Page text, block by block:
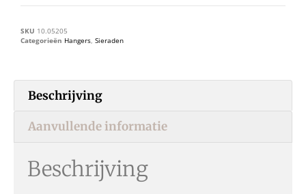
SKU 10.05205
Categorieën Hangers, Sieraden
Beschrijving
Aanvullende informatie
Beschrijving